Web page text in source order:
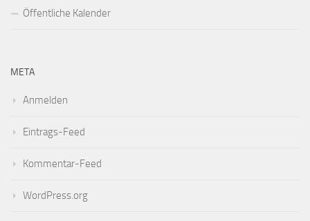
Öffentliche Kalender
META
Anmelden
Eintrags-Feed
Kommentar-Feed
WordPress.org